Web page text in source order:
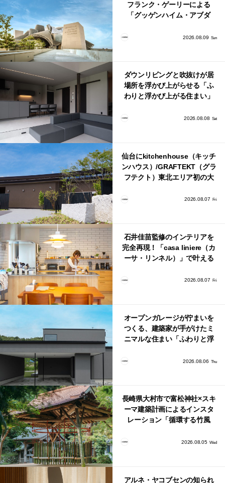
フランク・ゲーリーによる
「グッゲンハイム・アブダ
2026.08.09 Sun
ダウンリビングと吹抜けが居
場所を浮かび上がらせる「ふ
わりと浮かび上がる住まい」
2026.08.08 Sat
仙台にkitchenhouse（キッチ
ンハウス）/GRAFTEKT（グラ
フテクト）東北エリア初の大
2026.08.07 Fri
石井佳苗監修のインテリアを
完全再現！「casa liniere（カ
ーサ・リンネル）」で叶える
2026.08.07 Fri
オープンガレージが佇まいを
つくる、建築家が手がけたミ
ニマルな住まい「ふわりと浮
2026.08.06 Thu
長崎県大村市で富松神社×スキ
ーマ建築計画によるインスタ
レーション「循環する竹風
2026.08.05 Wed
アルネ・ヤコブセンの知られ